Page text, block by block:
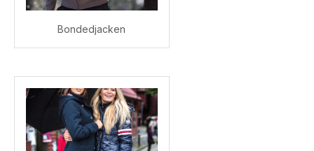
Bondedjacken